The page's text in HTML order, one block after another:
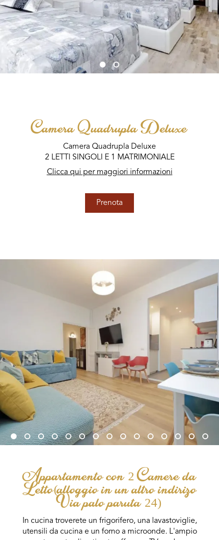
Camera Quadrupla Deluxe
Camera Quadrupla Deluxe
2 LETTI SINGOLI E 1 MATRIMONIALE
Clicca qui per maggiori informazioni
Prenota
Appartamento con 2 Camere da
Letto(alloggio in un altro indirizo
Via palo paruta 24)
In cucina troverete un frigorifero, una lavastoviglie,
utensili da cucina e un forno a microonde. L'ampio